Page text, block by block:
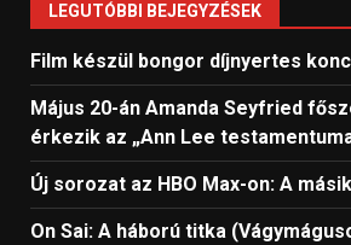
LEGUTÓBBI BEJEGYZÉSEK
Film készül bongor díjnyertes
Május 20-án Amanda Seyfried
érkezik az „Ann Lee
Új sorozat az HBO Max-on: A
On Sai: A ​háború titka